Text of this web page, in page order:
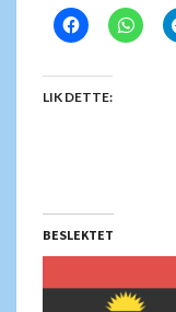
LIK DETTE:
BESLEKTET